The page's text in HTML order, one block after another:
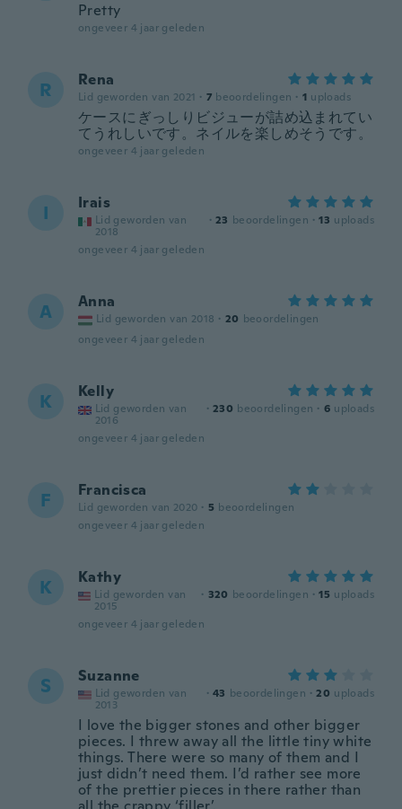
Pretty
ongeveer 4 jaar geleden
R Rena
Lid geworden van 2021 · 7 beoordelingen · 1 uploads
ケースにぎっしりビジューが詰め込まれてい
てうれしいです。ネイルを楽しめそうです。
ongeveer 4 jaar geleden
I Irais
Lid geworden van
2018
· 23 beoordelingen · 13 uploads
ongeveer 4 jaar geleden
A Anna
Lid geworden van 2018 · 20 beoordelingen
ongeveer 4 jaar geleden
K Kelly
Lid geworden van
2016
· 230 beoordelingen · 6 uploads
ongeveer 4 jaar geleden
F Francisca
Lid geworden van 2020 · 5 beoordelingen
ongeveer 4 jaar geleden
K Kathy
Lid geworden van
2015
· 320 beoordelingen · 15 uploads
ongeveer 4 jaar geleden
S Suzanne
Lid geworden van
2013
· 43 beoordelingen · 20 uploads
I love the bigger stones and other bigger
pieces. I threw away all the little tiny white
things. There were so many of them and I
just didn’t need them. I’d rather see more
of the prettier pieces in there rather than